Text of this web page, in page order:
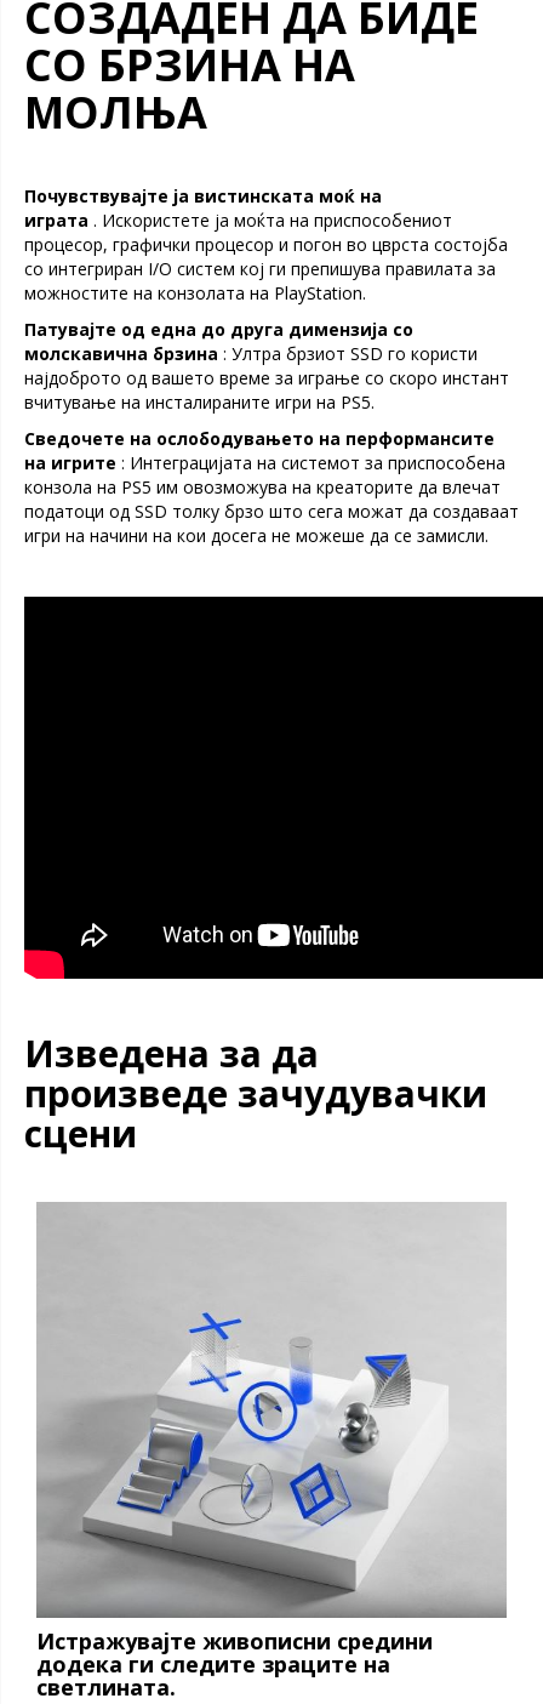
СОЗДАДЕН ДА БИДЕ
СО БРЗИНА НА
МОЛЊА
Почувствувајте ја вистинската моќ на
играта . Искористете ја моќта на приспособениот
процесор, графички процесор и погон во цврста состојба
со интегриран I/O систем кој ги препишува правилата за
можностите на конзолата на PlayStation.
Патувајте од една до друга димензија со
молскавична брзина : Ултра брзиот SSD го користи
најдоброто од вашето време за играње со скоро инстант
вчитување на инсталираните игри на PS5.
Сведочете на ослободувањето на перформансите
на игрите : Интеграцијата на системот за приспособена
конзола на PS5 им овозможува на креаторите да влечат
податоци од SSD толку брзо што сега можат да создаваат
игри на начини на кои досега не можеше да се замисли.
Изведена за да
произведе зачудувачки
сцени
Истражувајте живописни средини
додека ги следите зраците на
светлината.